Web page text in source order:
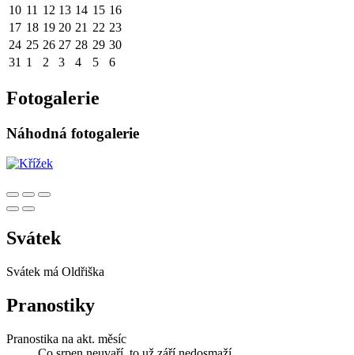
10 11 12 13 14 15 16
17 18 19 20 21 22 23
24 25 26 27 28 29 30
31 1 2 3 4 5 6
Fotogalerie
Náhodná fotogalerie
Svátek
Svátek má Oldřiška
Pranostiky
Pranostika na akt. měsíc